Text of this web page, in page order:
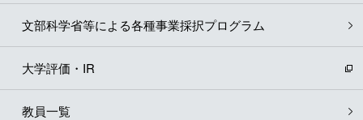
文部科学省等による各種事業採択プログラム
大学評価・IR
教員一覧